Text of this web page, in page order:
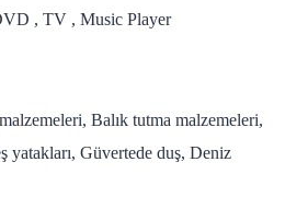
, TV , Music Player
Balık tutma malzemeleri,
yatakları, Güvertede duş, Deniz